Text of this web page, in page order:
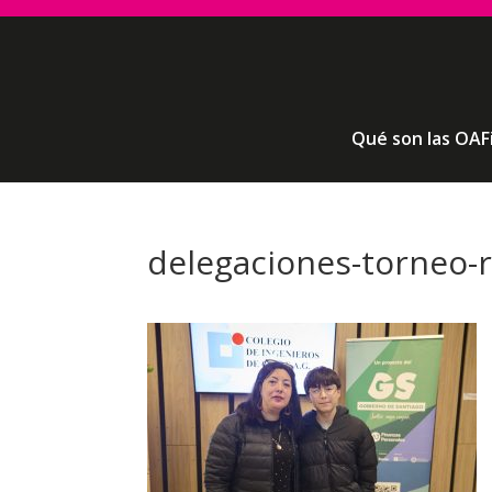
Qué son las
delegaciones-